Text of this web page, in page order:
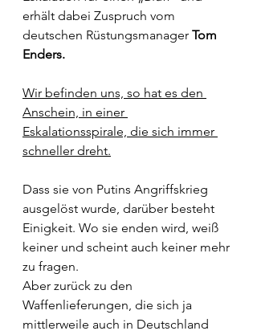
erhält dabei Zuspruch vom
deutschen Rüstungsmanager Tom
Enders.
Wir befinden uns, so hat es den
Anschein, in einer
Eskalationsspirale, die sich immer
schneller dreht.
Dass sie von Putins Angriffskrieg
ausgelöst wurde, darüber besteht
Einigkeit. Wo sie enden wird, weiß
keiner und scheint auch keiner mehr
zu fragen.
Aber zurück zu den
Waffenlieferungen, die sich ja
mittlerweile auch in Deutschland